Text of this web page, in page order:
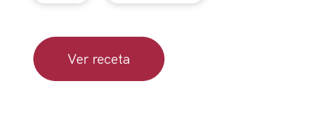
Ver receta